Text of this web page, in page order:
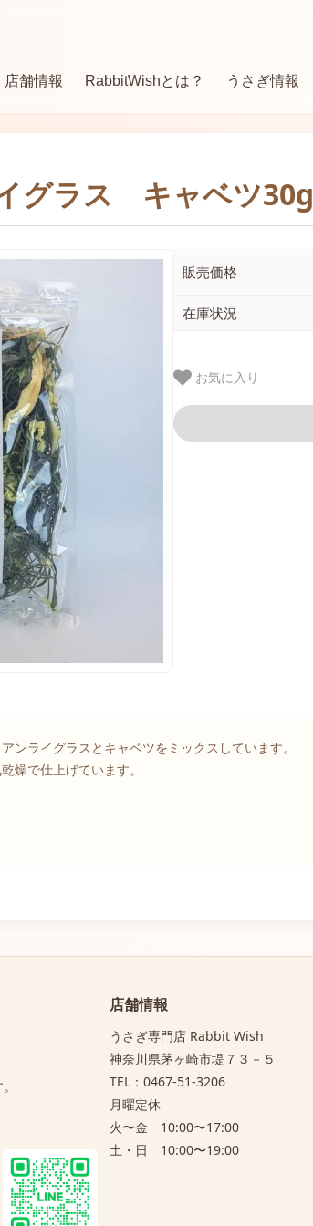
・マット サークル
店舗情報 RabbitWishとは？ うさぎ情報
グラス キャベツ30g
販売価格
在庫状況
お気に入り
ンライグラスとキャベツをミックスしています。
燥で仕上げています。
店舗情報
うさぎ専門店 Rabbit Wish
神奈川県茅ヶ崎市堤７３－５
TEL：0467-51-3206
月曜定休
火〜金 10:00〜17:00
土・日 10:00〜19:00